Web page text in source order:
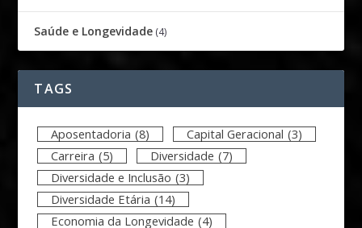
Saúde e Longevidade (4)
TAGS
Aposentadoria (8) Capital Geracional (3)
Carreira (5) Diversidade (7)
Diversidade e Inclusão (3)
Diversidade Etária (14)
Economia da Longevidade (4)